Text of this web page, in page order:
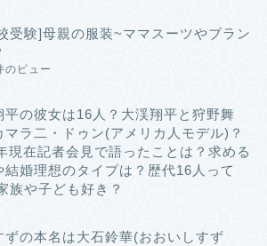
受験]母親の服装~ママスーツやブラン
のビュー
平の彼女は16人？大渓翔平と狩野舞
マラ二・ドゥン(アメリカ人モデル)？
現在記者会見で語ったことは？求める
結婚理想のタイプは？歴代16人って
族や子ども好き？
ずの本名は大石鈴華(おおいしすず